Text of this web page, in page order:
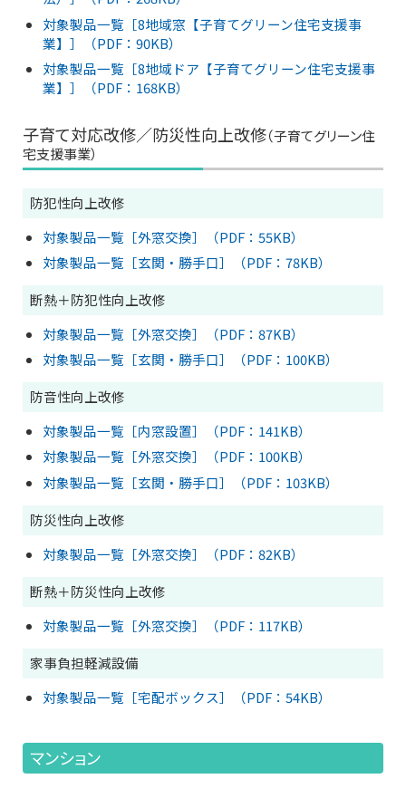
対象製品一覧［8地域窓【子育てグリーン住宅支援事
業】］（PDF：90KB）
対象製品一覧［8地域ドア【子育てグリーン住宅支援事
業】］（PDF：168KB）
子育て対応改修／防災性向上改修（子育てグリーン住
宅支援事業）
防犯性向上改修
対象製品一覧［外窓交換］（PDF：55KB）
対象製品一覧［玄関・勝手口］（PDF：78KB）
断熱＋防犯性向上改修
対象製品一覧［外窓交換］（PDF：87KB）
対象製品一覧［玄関・勝手口］（PDF：100KB）
防音性向上改修
対象製品一覧［内窓設置］（PDF：141KB）
対象製品一覧［外窓交換］（PDF：100KB）
対象製品一覧［玄関・勝手口］（PDF：103KB）
防災性向上改修
対象製品一覧［外窓交換］（PDF：82KB）
断熱＋防災性向上改修
対象製品一覧［外窓交換］（PDF：117KB）
家事負担軽減設備
対象製品一覧［宅配ボックス］（PDF：54KB）
マンション